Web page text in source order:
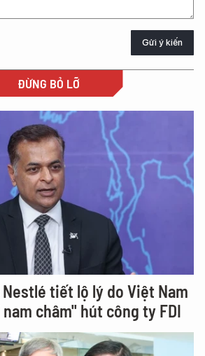
Gửi ý kiến
ĐỪNG BỎ LỠ
tiết lộ lý do Việt Nam
châm" hút công ty FDI